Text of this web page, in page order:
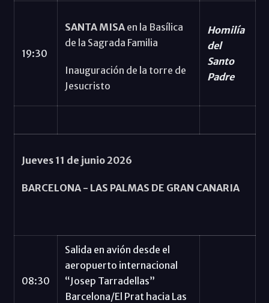
19:30
SANTA MISA en la Basílica
de la Sagrada Familia
Inauguración de la torre de
Jesucristo
Homilía
del
Santo
Padre
Jueves 11 de junio 2026
BARCELONA - LAS PALMAS DE GRAN CANARIA
08:30
Salida en avión desde el
aeropuerto internacional
“Josep Tarradellas”
Barcelona/El Prat hacia Las